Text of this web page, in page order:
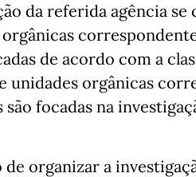
da referida agência
de acordo com a
unidades orgânicas
focadas na
de organizar a